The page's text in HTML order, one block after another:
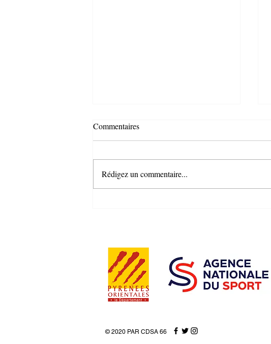
Commentaires
Rédigez un commentaire...
© 2020 PAR CDSA 66